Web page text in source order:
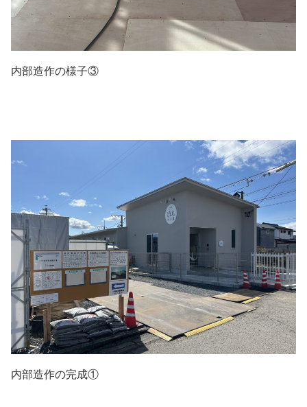
内部造作の様子③
内部造作の完成①